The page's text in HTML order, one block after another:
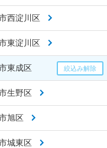
西淀川区
東淀川区
東成区
生野区
旭区
城東区